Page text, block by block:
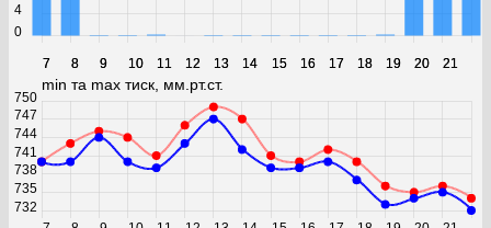
7 8 9 10 11 12 13 14 15 16 17 18 19 20 21
7 8 9 10 11 12 13 14 15 16 17 18 19 20 21
0
4
min та max тиск, мм.рт.ст.
732
735
738
741
744
747
750